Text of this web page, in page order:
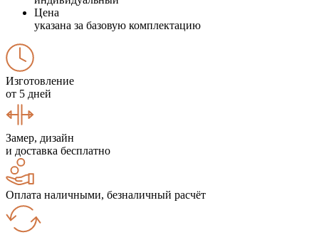
Цена
указана за базовую комплектацию
Изготовление
от 5 дней
Замер, дизайн
и доставка бесплатно
Оплата наличными, безналичный расчёт